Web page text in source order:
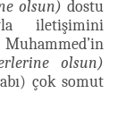
olsun) dostu
iletişimini
olsun)
çok somut